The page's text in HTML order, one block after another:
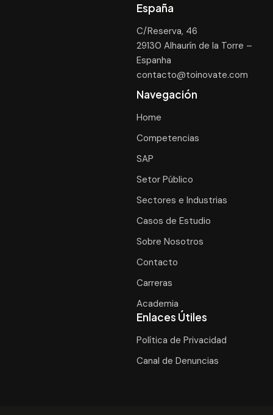
España
C/Reserva, 46
29130 Alhaurín de la Torre –
Espanha
contacto@toinovate.com
Navegación
Home
Competencias
SAP
Setor Público
Sectores e Industrias
Casos de Estudio
Sobre Nosotros
Contacto
Carreras
Academia
Enlaces Útiles
Política de Privacidad
Canal de Denuncias